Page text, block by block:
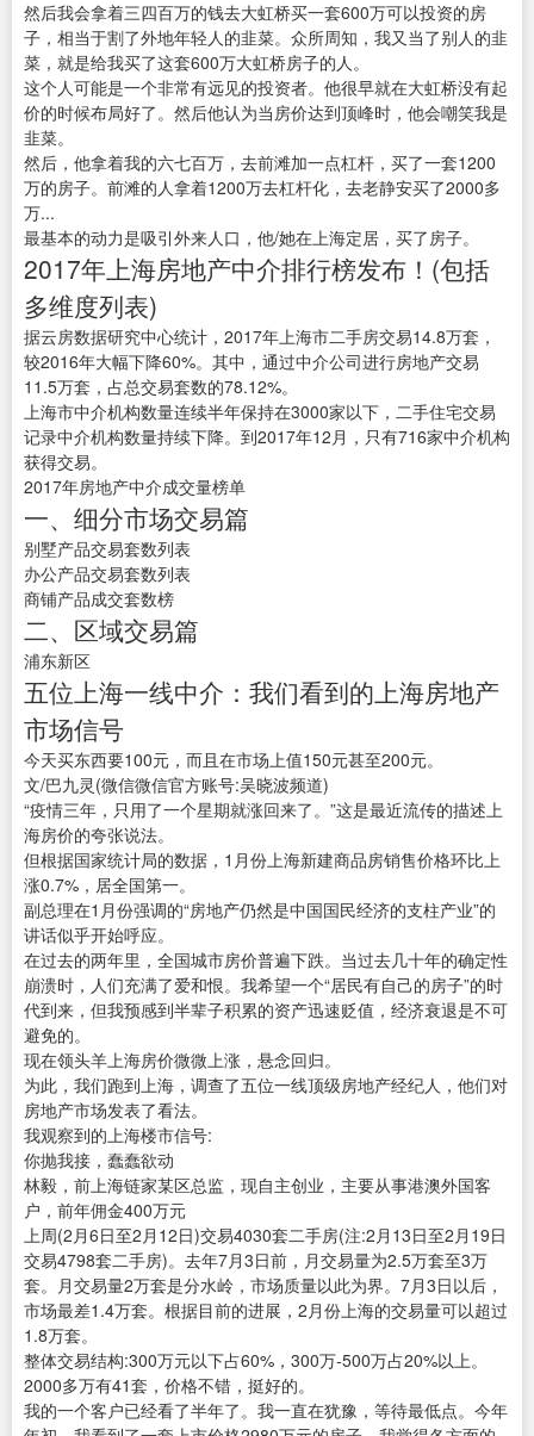
然后我会拿着三四百万的钱去大虹桥买一套600万可以投资的房
子，相当于割了外地年轻人的韭菜。众所周知，我又当了别人的韭
菜，就是给我买了这套600万大虹桥房子的人。
这个人可能是一个非常有远见的投资者。他很早就在大虹桥没有起
价的时候布局好了。然后他认为当房价达到顶峰时，他会嘲笑我是
韭菜。
然后，他拿着我的六七百万，去前滩加一点杠杆，买了一套1200
万的房子。前滩的人拿着1200万去杠杆化，去老静安买了2000多
万...
最基本的动力是吸引外来人口，他/她在上海定居，买了房子。
2017年上海房地产中介排行榜发布！(包括
多维度列表)
据云房数据研究中心统计，2017年上海市二手房交易14.8万套，
较2016年大幅下降60%。其中，通过中介公司进行房地产交易
11.5万套，占总交易套数的78.12%。
上海市中介机构数量连续半年保持在3000家以下，二手住宅交易
记录中介机构数量持续下降。到2017年12月，只有716家中介机构
获得交易。
2017年房地产中介成交量榜单
一、细分市场交易篇
别墅产品交易套数列表
办公产品交易套数列表
商铺产品成交套数榜
二、区域交易篇
浦东新区
五位上海一线中介：我们看到的上海房地产
市场信号
今天买东西要100元，而且在市场上值150元甚至200元。
文/巴九灵(微信微信官方账号:吴晓波频道)
“疫情三年，只用了一个星期就涨回来了。”这是最近流传的描述上
海房价的夸张说法。
但根据国家统计局的数据，1月份上海新建商品房销售价格环比上
涨0.7%，居全国第一。
副总理在1月份强调的“房地产仍然是中国国民经济的支柱产业”的
讲话似乎开始呼应。
在过去的两年里，全国城市房价普遍下跌。当过去几十年的确定性
崩溃时，人们充满了爱和恨。我希望一个“居民有自己的房子”的时
代到来，但我预感到半辈子积累的资产迅速贬值，经济衰退是不可
避免的。
现在领头羊上海房价微微上涨，悬念回归。
为此，我们跑到上海，调查了五位一线顶级房地产经纪人，他们对
房地产市场发表了看法。
我观察到的上海楼市信号:
你抛我接，蠢蠢欲动
林毅，前上海链家某区总监，现自主创业，主要从事港澳外国客
户，前年佣金400万元
上周(2月6日至2月12日)交易4030套二手房(注:2月13日至2月19日
交易4798套二手房)。去年7月3日前，月交易量为2.5万套至3万
套。月交易量2万套是分水岭，市场质量以此为界。7月3日以后，
市场最差1.4万套。根据目前的进展，2月份上海的交易量可以超过
1.8万套。
整体交易结构:300万元以下占60%，300万-500万占20%以上。
2000多万有41套，价格不错，挺好的。
我的一个客户已经看了半年了。我一直在犹豫，等待最低点。今年